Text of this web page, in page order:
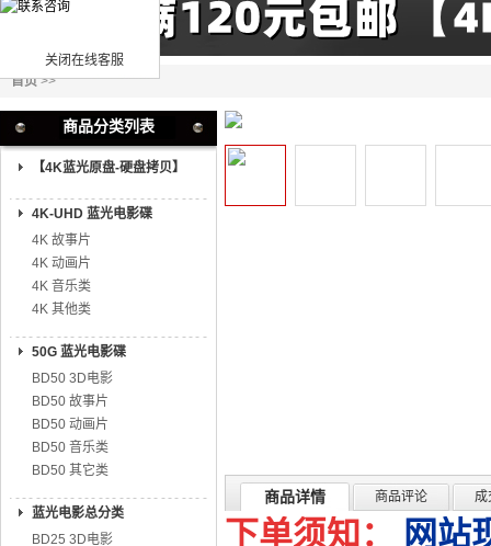
关闭在线客服
首页>>
商品分类列表
【4K蓝光原盘-硬盘拷贝】
4K-UHD 蓝光电影碟
4K 故事片
4K 动画片
4K 音乐类
4K 其他类
50G 蓝光电影碟
BD50 3D电影
BD50 故事片
BD50 动画片
BD50 音乐类
BD50 其它类
蓝光电影总分类
BD25 3D电影
商品详情 商品评论 成
下单须知：
网站